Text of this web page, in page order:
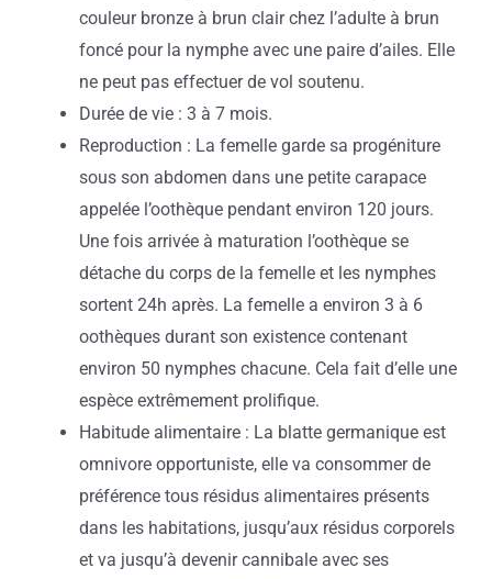
couleur bronze à brun clair chez l’adulte à brun
foncé pour la nymphe avec une paire d’ailes. Elle
ne peut pas effectuer de vol soutenu.
Durée de vie : 3 à 7 mois.
Reproduction : La femelle garde sa progéniture
sous son abdomen dans une petite carapace
appelée l’oothèque pendant environ 120 jours.
Une fois arrivée à maturation l’oothèque se
détache du corps de la femelle et les nymphes
sortent 24h après. La femelle a environ 3 à 6
oothèques durant son existence contenant
environ 50 nymphes chacune. Cela fait d’elle une
espèce extrêmement prolifique.
Habitude alimentaire : La blatte germanique est
omnivore opportuniste, elle va consommer de
préférence tous résidus alimentaires présents
dans les habitations, jusqu’aux résidus corporels
et va jusqu’à devenir cannibale avec ses